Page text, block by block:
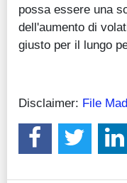
possa essere una
dell'aumento di
giusto per il lungo
Disclaimer: File